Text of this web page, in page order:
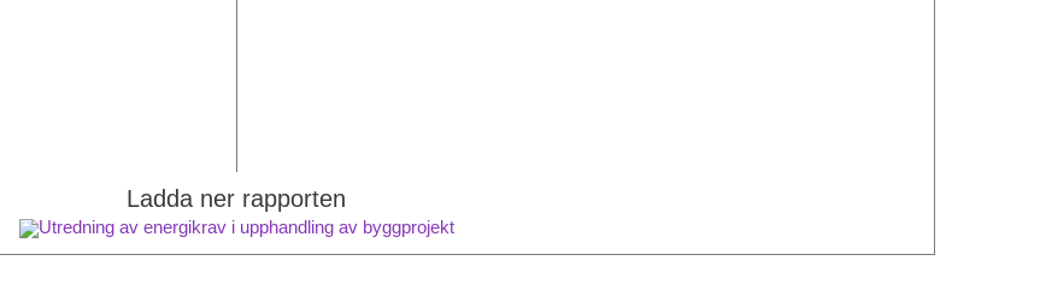
Ladda ner rapporten
Utredning av energikrav i upphandling av byggprojekt